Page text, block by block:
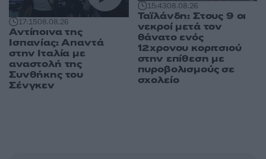
17:1508.08.26
Αντίποινα της
Ισπανίας: Απαντά
στην Ιταλία με
αναστολή της
Συνθήκης του
Σένγκεν
15:4308.08.26
Ταϊλάνδη: Στους 9 οι
νεκροί μετά τον
θάνατο ενός
12χρονου κοριτσιού
στην επίθεση με
πυροβολισμούς σε
σχολείο